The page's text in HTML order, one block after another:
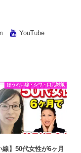
YouTube
ほうれい線・シワ・口元対策
線】50代女性が6ヶ月